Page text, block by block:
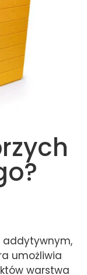
addytywnym,
umożliwia
warstwa